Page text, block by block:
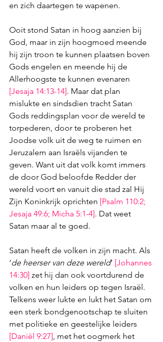
en zich daartegen te wapenen.
Ooit stond Satan in hoog aanzien bij
God, maar in zijn hoogmoed meende
hij zijn troon te kunnen plaatsen boven
Gods engelen en meende hij de
Allerhoogste te kunnen evenaren
[Jesaja 14:13-14]. Maar dat plan
mislukte en sindsdien tracht Satan
Gods reddingsplan voor de wereld te
torpederen, door te proberen het
Joodse volk uit de weg te ruimen en
Jeruzalem aan Israëls vijanden te
geven. Want uit dat volk komt immers
de door God beloofde Redder der
wereld voort en vanuit die stad zal Hij
Zijn Koninkrijk oprichten [Psalm 110:2;
Jesaja 49:6; Micha 5:1-4]. Dat weet
Satan maar al te goed.
Satan heeft de volken in zijn macht. Als
‘de heerser van deze wereld’ [Johannes
14:30] zet hij dan ook voortdurend de
volken en hun leiders op tegen Israël.
Telkens weer lukte en lukt het Satan om
een sterk bondgenootschap te sluiten
met politieke en geestelijke leiders
[Daniël 9:27], met het oogmerk het